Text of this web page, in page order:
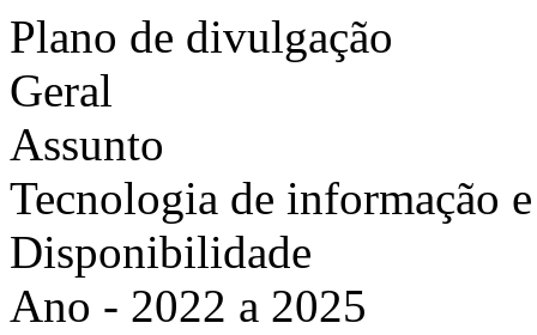
Plano de divulgação
Geral
Assunto
Tecnologia de informação
Disponibilidade
Ano - 2022 a 2025